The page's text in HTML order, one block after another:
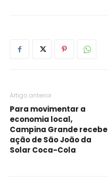
Artigo anterior
Para movimentar a
economia local,
Campina Grande recebe
ação de São João da
Solar Coca-Cola